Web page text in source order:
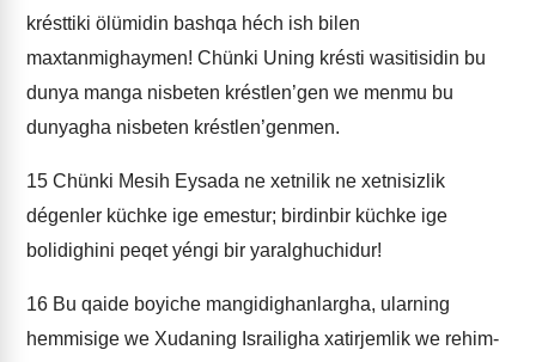
krésttiki ölümidin bashqa héch ish bilen
maxtanmighaymen! Chünki Uning krésti wasitisidin bu
dunya manga nisbeten kréstlen’gen we menmu bu
dunyagha nisbeten kréstlen’genmen.
15 Chünki Mesih Eysada ne xetnilik ne xetnisizlik
dégenler küchke ige emestur; birdinbir küchke ige
bolidighini peqet yéngi bir yaralghuchidur!
16 Bu qaide boyiche mangidighanlargha, ularning
hemmisige we Xudaning Israiligha xatirjemlik we rehim-